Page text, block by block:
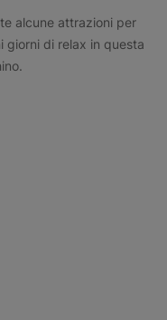
alcune attrazioni per
giorni di relax in questa